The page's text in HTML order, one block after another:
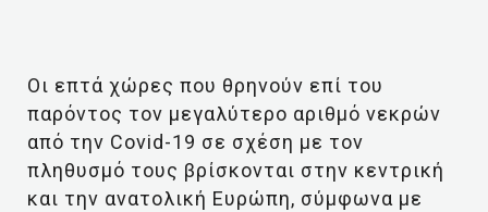
Οι επτά χώρες που θρηνούν επί του
παρόντος τον μεγαλύτερο αριθμό νεκρών
από την Covid-19 σε σχέση με τον
πληθυσμό τους βρίσκονται στην κεντρική
και την ανατολική Ευρώπη, σύμφωνα με